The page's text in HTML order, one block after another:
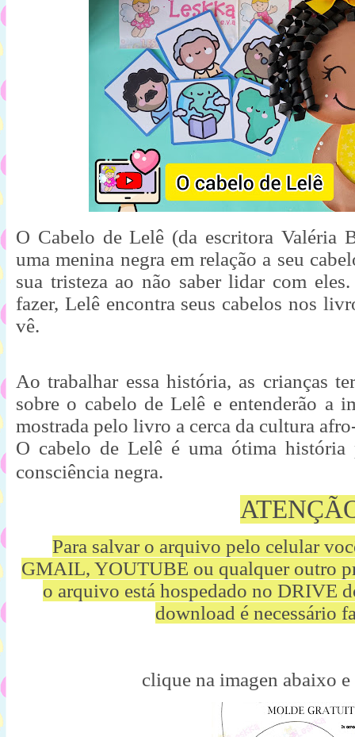
O Cabelo de Lelê (da escritora Valéria
uma menina negra em relação a seu
sua tristeza ao não saber lidar com
fazer, Lelê encontra seus cabelos nos
vê.
Ao trabalhar essa história, as crianças
sobre o cabelo de Lelê e entenderão a
mostrada pelo livro a cerca da cultura
O cabelo de Lelê é uma ótima história
consciência negra.
Para salvar o arquivo pelo celular
GMAIL, YOUTUBE ou qualquer outro
o arquivo está hospedado no DRIVE
download é necessário
clique na imagen abaixo